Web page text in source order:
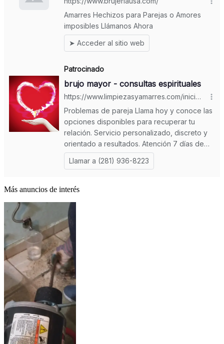
Más anuncios de interés